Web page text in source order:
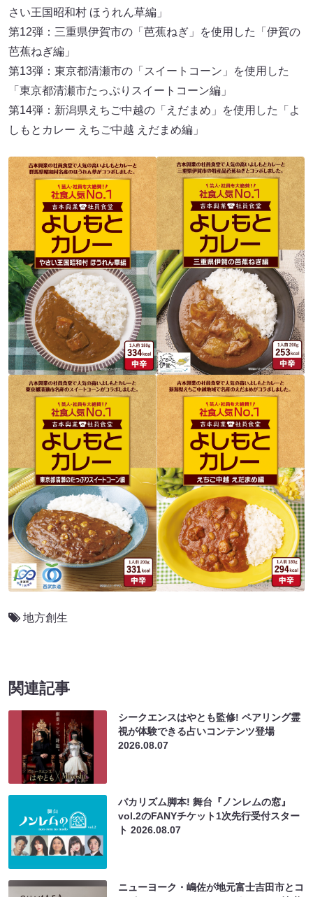
さい王国昭和村 ほうれん草編」
第12弾：三重県伊賀市の「芭蕉ねぎ」を使用した「伊賀の
芭蕉ねぎ編」
第13弾：東京都清瀬市の「スイートコーン」を使用した
「東京都清瀬市たっぷりスイートコーン編」
第14弾：新潟県えちご中越の「えだまめ」を使用した「よ
しもとカレー えちご中越 えだまめ編」
地方創生
関連記事
シークエンスはやとも監修! ペアリング霊
視が体験できる占いコンテンツ登場
2026.08.07
バカリズム脚本! 舞台『ノンレムの窓』
vol.2のFANYチケット1次先行受付スター
ト2026.08.07
ニューヨーク・嶋佐が地元富士吉田市とコ